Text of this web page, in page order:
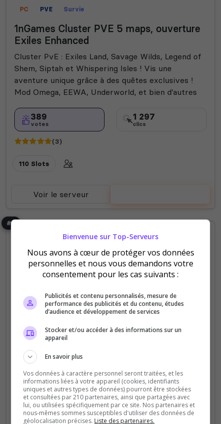
PC PVE Survie
1nGames Cluster PVE 5 maps, ouverture
Exiles Enhanced
Cluster PvE : Exiles Land, Savage Wilds, Legend of
Shem, Siptah et Whispering Isles ! Vis une
aventure unique grâce à des quêtes exclusives !
Mod Omega, EEWA, Underworld, et bien d'autres
389
votes
1 297
clics
(3)
110 Slots
Voir le serveur
#7
PC Roleplay
🌍 LE NOUVEAU MONDE | Serveur PC Steam
RP/PvE-C VOCAL Royaumes, métiers, événements
&amp; économie RP. Débutants bienvenus. XP x2 •
Récolte x2. Viens construire ton histoire ! ⚔️
350
votes
1 255
clics
Bienvenue sur Top-Serveurs
Nous avons à cœur de protéger vos données
personnelles et nous vous demandons votre
consentement pour les cas suivants :
Publicités et contenu personnalisés, mesure de
performance des publicités et du contenu, études
d’audience et développement de services
Stocker et/ou accéder à des informations sur un
appareil
En savoir plus
Vos données à caractère personnel seront traitées, et les
informations liées à votre appareil (cookies, identifiants
uniques et autres types de données) pourront être stockées
et consultées par 210 partenaires, ainsi que partagées avec
lui, ou utilisées spécifiquement par ce site. Nos partenaires et
nous-mêmes sommes susceptibles d'utiliser des données de
géolocalisation précises. Liste des partenaires.